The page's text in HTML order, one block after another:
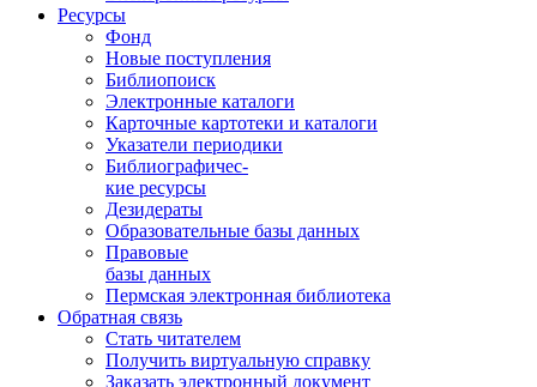
Ресурсы
Фонд
Новые поступления
Библиопоиск
Электронные каталоги
Карточные картотеки и каталоги
Указатели периодики
Библиографичес-
кие ресурсы
Дезидераты
Образовательные базы данных
Правовые
базы данных
Пермская электронная библиотека
Обратная связь
Стать читателем
Получить виртуальную справку
Заказать электронный документ